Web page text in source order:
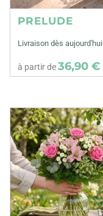
PRELUDE
Livraison dès aujourd'hui
à partir de36,90 €